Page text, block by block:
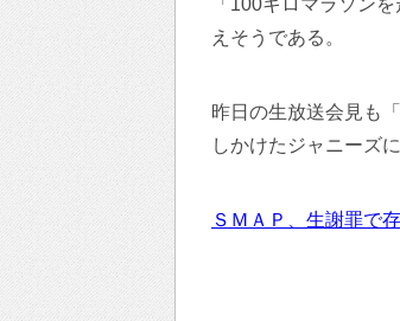
「100キロマラソン
えそうである。
昨日の生放送会見も
しかけたジャニーズ
ＳＭＡＰ、生謝罪で